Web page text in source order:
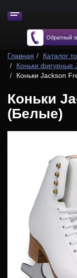
Обратный
Главная Каталог
Коньки фигурные
Коньки Jackson
Коньки
(Белые)